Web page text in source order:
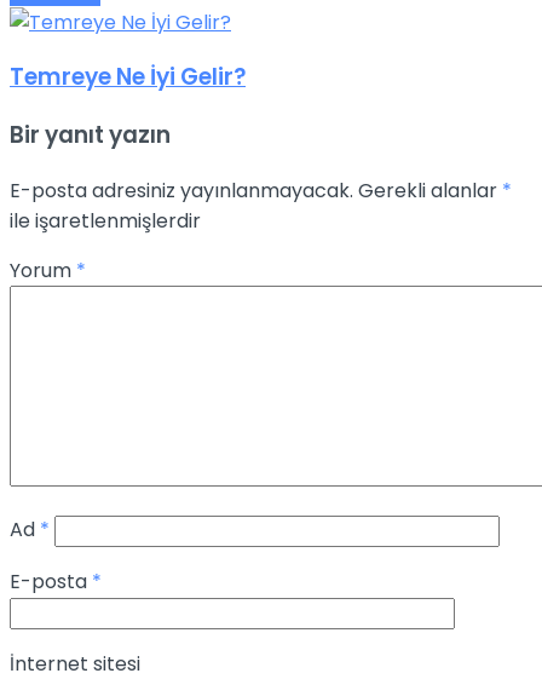
Temreye Ne İyi Gelir?
Bir yanıt yazın
E-posta adresiniz yayınlanmayacak. Gerekli alanlar *
ile işaretlenmişlerdir
Yorum *
Ad *
E-posta *
İnternet sitesi